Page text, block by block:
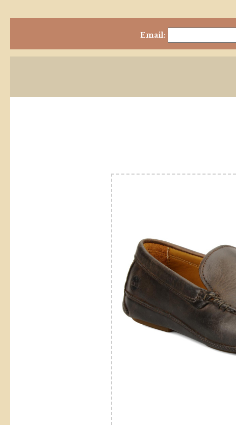
Email: